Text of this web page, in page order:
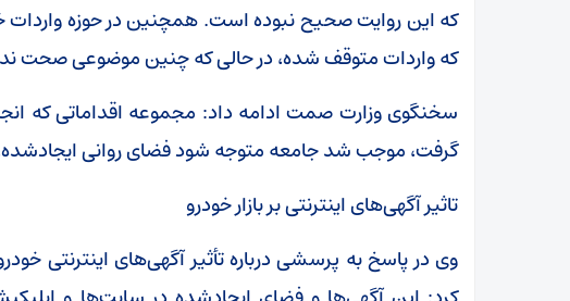
که این روایت صحیح نبوده است. همچنین در حوزه واردات
که واردات متوقف شده، در حالی که چنین موضوعی صحت
سخنگوی وزارت صمت ادامه داد: مجموعه اقداماتی که
گرفت، موجب شد جامعه متوجه شود فضای روانی
تاثیر آگهی‌های اینترنتی بر بازار خودرو
وی در پاسخ به پرسشی درباره تأثیر آگهی‌های اینترنتی